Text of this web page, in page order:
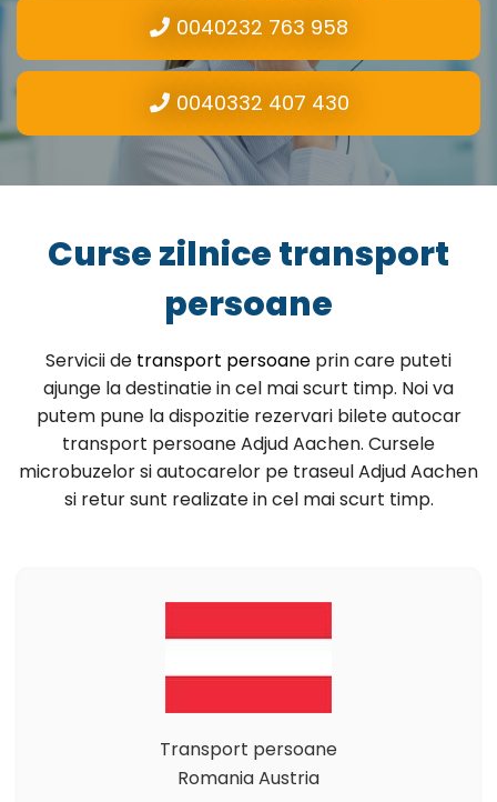
0040232 763 958
0040332 407 430
Curse zilnice transport
persoane
Servicii de transport persoane prin care puteti
ajunge la destinatie in cel mai scurt timp. Noi va
putem pune la dispozitie rezervari bilete autocar
transport persoane Adjud Aachen. Cursele
microbuzelor si autocarelor pe traseul Adjud Aachen
si retur sunt realizate in cel mai scurt timp.
Transport persoane
Romania Austria